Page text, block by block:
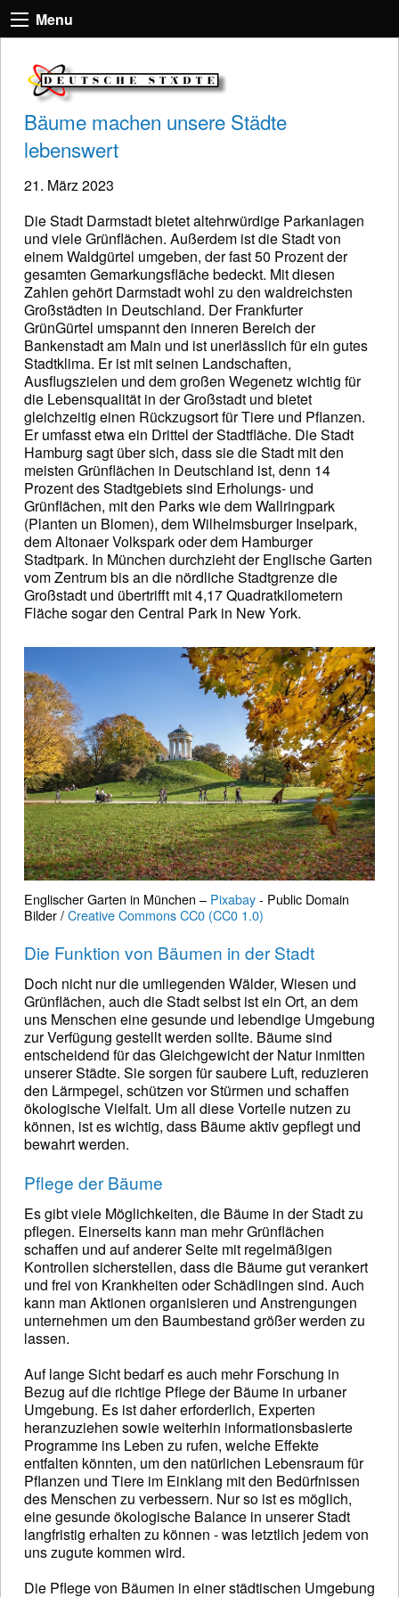
Menu
Bäume machen unsere Städte
lebenswert
21. März 2023
Die Stadt Darmstadt bietet altehrwürdige Parkanlagen
und viele Grünflächen. Außerdem ist die Stadt von
einem Waldgürtel umgeben, der fast 50 Prozent der
gesamten Gemarkungsfläche bedeckt. Mit diesen
Zahlen gehört Darmstadt wohl zu den waldreichsten
Großstädten in Deutschland. Der Frankfurter
GrünGürtel umspannt den inneren Bereich der
Bankenstadt am Main und ist unerlässlich für ein gutes
Stadtklima. Er ist mit seinen Landschaften,
Ausflugszielen und dem großen Wegenetz wichtig für
die Lebensqualität in der Großstadt und bietet
gleichzeitig einen Rückzugsort für Tiere und Pflanzen.
Er umfasst etwa ein Drittel der Stadtfläche. Die Stadt
Hamburg sagt über sich, dass sie die Stadt mit den
meisten Grünflächen in Deutschland ist, denn 14
Prozent des Stadtgebiets sind Erholungs- und
Grünflächen, mit den Parks wie dem Wallringpark
(Planten un Blomen), dem Wilhelmsburger Inselpark,
dem Altonaer Volkspark oder dem Hamburger
Stadtpark. In München durchzieht der Englische Garten
vom Zentrum bis an die nördliche Stadtgrenze die
Großstadt und übertrifft mit 4,17 Quadratkilometern
Fläche sogar den Central Park in New York.
Englischer Garten in München – Pixabay- Public Domain
Bilder /Creative Commons CC0 (CC0 1.0)
Die Funktion von Bäumen in der Stadt
Doch nicht nur die umliegenden Wälder, Wiesen und
Grünflächen, auch die Stadt selbst ist ein Ort, an dem
uns Menschen eine gesunde und lebendige Umgebung
zur Verfügung gestellt werden sollte. Bäume sind
entscheidend für das Gleichgewicht der Natur inmitten
unserer Städte. Sie sorgen für saubere Luft, reduzieren
den Lärmpegel, schützen vor Stürmen und schaffen
ökologische Vielfalt. Um all diese Vorteile nutzen zu
können, ist es wichtig, dass Bäume aktiv gepflegt und
bewahrt werden.
Pflege der Bäume
Es gibt viele Möglichkeiten, die Bäume in der Stadt zu
pflegen. Einerseits kann man mehr Grünflächen
schaffen und auf anderer Seite mit regelmäßigen
Kontrollen sicherstellen, dass die Bäume gut verankert
und frei von Krankheiten oder Schädlingen sind. Auch
kann man Aktionen organisieren und Anstrengungen
unternehmen um den Baumbestand größer werden zu
lassen.
Auf lange Sicht bedarf es auch mehr Forschung in
Bezug auf die richtige Pflege der Bäume in urbaner
Umgebung. Es ist daher erforderlich, Experten
heranzuziehen sowie weiterhin informationsbasierte
Programme ins Leben zu rufen, welche Effekte
entfalten könnten, um den natürlichen Lebensraum für
Pflanzen und Tiere im Einklang mit den Bedürfnissen
des Menschen zu verbessern. Nur so ist es möglich,
eine gesunde ökologische Balance in unserer Stadt
langfristig erhalten zu können - was letztlich jedem von
uns zugute kommen wird.
Die Pflege von Bäumen in einer städtischen Umgebung